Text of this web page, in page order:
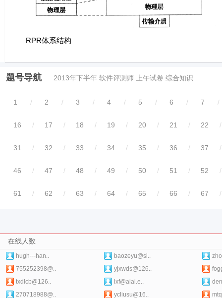
RPR体系结构
题号导航 2013年下半年 软件评测师 上午试卷 综合知识
1 / 2 / 3 / 4 / 5 / 6 / 7 /
16 / 17 / 18 / 19 / 20 / 21 / 22 /
31 / 32 / 33 / 34 / 35 / 36 / 37 /
46 / 47 / 48 / 49 / 50 / 51 / 52 /
61 / 62 / 63 / 64 / 65 / 66 / 67 /
在线人数
hugh---han.. baozeyu@si..
755252398@..
yjxwds@126..
txdlcb@126..
lxf@aiai.e..
270718988@..
ycliusu@16..